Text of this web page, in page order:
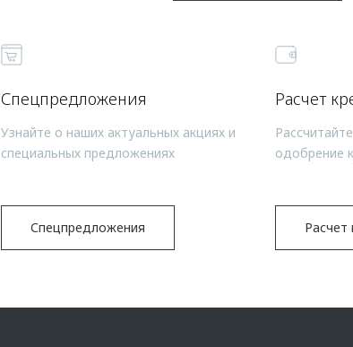
Спецпредложения
Узнайте о наших актуальных акциях и
специальных предложениях
Спецпредложения
Расчет
одобрение
Расчет